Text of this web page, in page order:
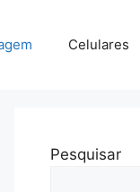
Celulares
Pesquisar